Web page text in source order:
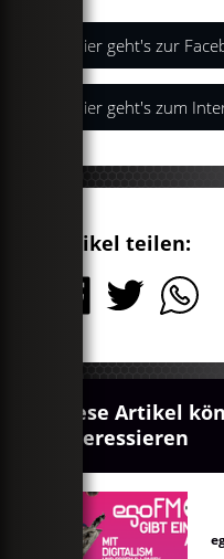
Hier geht's zur
Hier geht's zum
Artikel teilen:
Diese Artikel
interessieren